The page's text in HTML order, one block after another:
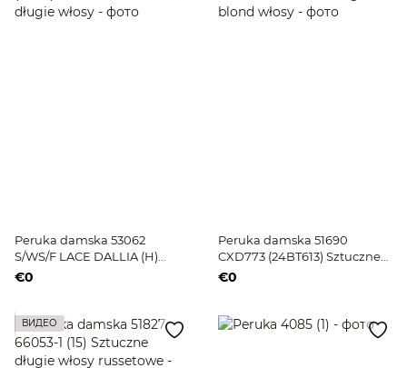
Peruka damska 53062
S/WS/F LACE DALLIA (H)
(T042) Sztuczne russetowe
€0
Peruka damska 51690
CXD773 (24BT613) Sztuczne
ciemne długie blond włosy
€0
ВИДЕО